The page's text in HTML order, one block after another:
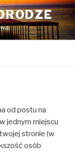
od postu na
jednym miejscu
stronie (w
osób